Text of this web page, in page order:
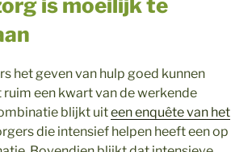
is moeilijk te
het geven van hulp goed kunnen
een kwart van de werkende
blijkt uiteen enquête van het
die intensief helpen heeft een op